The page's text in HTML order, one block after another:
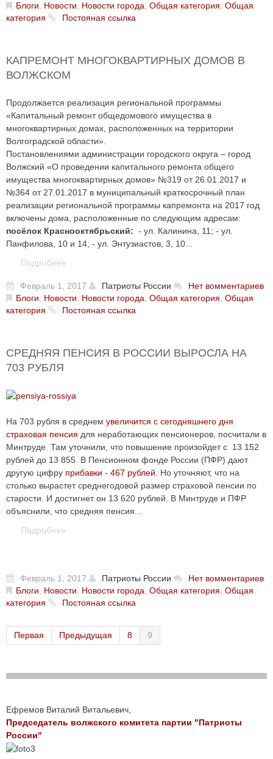
Блоги, Новости, Новости города, Общая категория, Общая
категория
Постояная ссылка
КАПРЕМОНТ МНОГОКВАРТИРНЫХ ДОМОВ В
ВОЛЖСКОМ
Продолжается реализация региональной программы
«Капитальный ремонт общедомового имущества в
многоквартирных домах, расположенных на территории
Волгоградской области».
Постановлениями администрации городского округа – город
Волжский «О проведении капитального ремонта общего
имущества многоквартирных домов» №319 от 26.01.2017 и
№364 от 27.01.2017 в муниципальный краткосрочный план
реализации региональной программы капремонта на 2017 год
включены дома, расположенные по следующим адресам:
посёлок Краснооктябрьский: - ул. Калинина, 11; - ул.
Панфилова, 10 и 14; - ул. Энтузиастов, 3, 10...
Подробнее
Февраль 1, 2017 Патриоты России
Нет вомментариев
Блоги, Новости, Новости города, Общая категория, Общая
категория
Постояная ссылка
СРЕДНЯЯ ПЕНСИЯ В РОССИИ ВЫРОСЛА НА
703 РУБЛЯ
На 703 рубля в среднем увеличится с сегодняшнего дня
страховая пенсия для неработающих пенсионеров, посчитали в
Минтруде. Там уточнили, что повышение произойдет с 13 152
рублей до 13 855. В Пенсионном фонде России (ПФР) дают
другую цифру прибавки - 467 рублей . Но уточняют, что на
столько вырастет среднегодовой размер страховой пенсии по
старости. И достигнет он 13 620 рублей. В Минтруде и ПФР
объяснили, что средняя пенсия...
Подробнее
Февраль 1, 2017 Патриоты России
Нет вомментариев
Блоги
Новости Новости города Общая категория Общая
категория
Постояная ссылка
Первая Предыдущая 8 9
Ефремов Виталий Витальевич,
Председатель волжского комитета партии "Патриоты
России"